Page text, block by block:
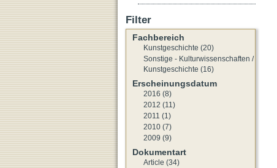
Filter
Fachbereich
Kunstgeschichte (20)
Sonstige - Kulturwissenschaften /
Kunstgeschichte (16)
Erscheinungsdatum
2016 (8)
2012 (11)
2011 (1)
2010 (7)
2009 (9)
Dokumentart
Article (34)